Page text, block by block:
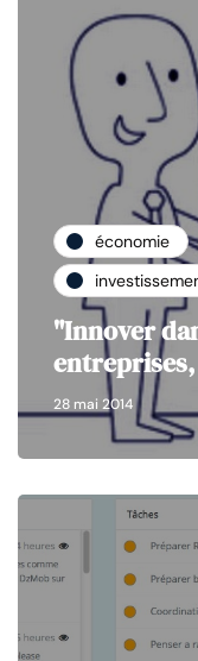
économie
"Innover
28 mai 2014